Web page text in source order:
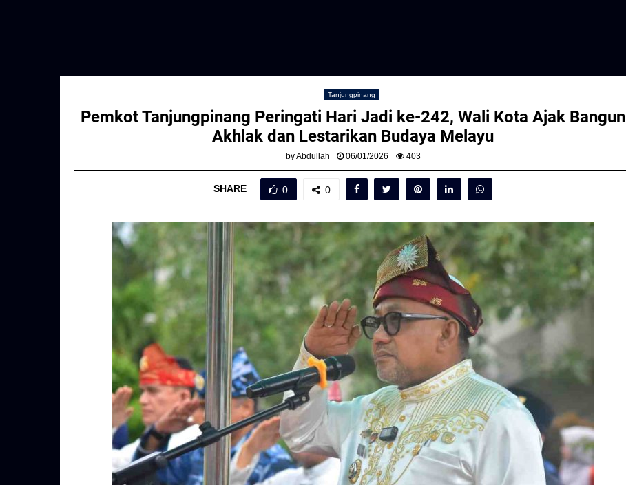
Tanjungpinang
Pemkot Tanjungpinang Peringati Hari Jadi ke-242, Wali Kota Ajak Bangun
Akhlak dan Lestarikan Budaya Melayu
byAbdullah 06/01/2026 403
SHARE 0 0